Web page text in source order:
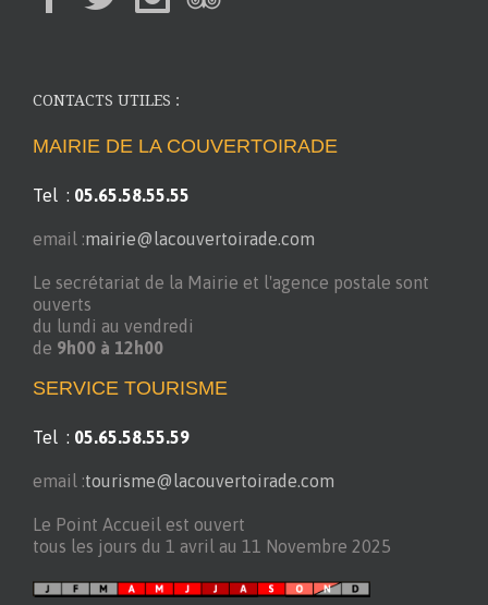
CONTACTS UTILES :
MAIRIE DE LA COUVERTOIRADE
Tel : 05.65.58.55.55
email :mairie@lacouvertoirade.com
Le secrétariat de la Mairie et l'agence postale sont
ouverts
du lundi au vendredi
de 9h00 à 12h00
SERVICE TOURISME
Tel : 05.65.58.55.59
email :tourisme@lacouvertoirade.com
Le Point Accueil est ouvert
tous les jours du 1 avril au 11 Novembre 2025